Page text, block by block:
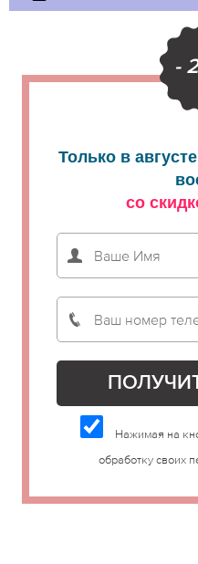
-
Только в
со
Нажимая на
обработку своих